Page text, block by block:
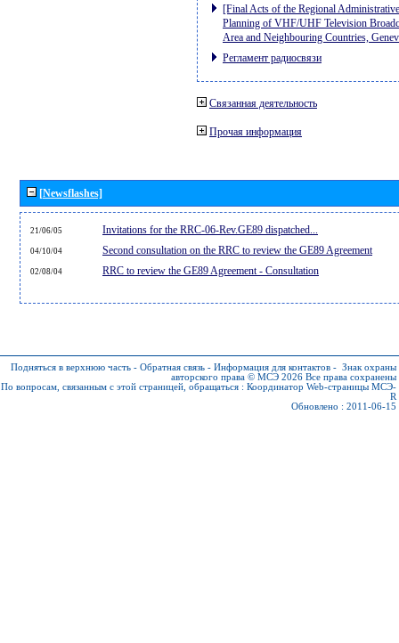
[Final Acts of the Regional
Planning of VHF/UHF Television
Area and Neighbouring Countries,
Регламент радиосвязи
Связанная деятельность
Прочая информация
[Newsflashes]
21/06/05 Invitations for the RRC-06-Rev.GE89 dispatched...
04/10/04 Second consultation on the RRC to review the GE89 Agreement
02/08/04 RRC to review the GE89 Agreement - Consultation
Подняться в верхнюю часть - Обратная связь - Информация для контактов - Знак охраны
авторского права © МСЭ 2026 Все права сохранены
По вопросам, связанным с этой страницей, обращаться : Координатор Web-страницы МСЭ-
R
Обновлено : 2011-06-15